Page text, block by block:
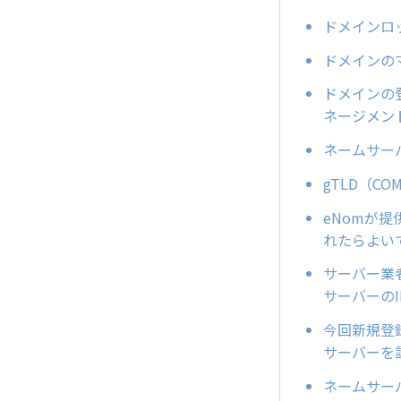
ドメイン
ドメイン
ドメイン
ネージメ
ネームサ
gTLD（
eNomが提
れたらよい
サーバー業
サーバーの
今回新規
サーバーを
ネームサ